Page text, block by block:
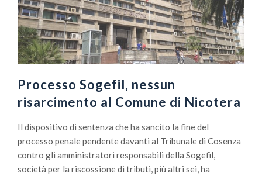
Processo Sogefil, nessun
risarcimento al Comune di Nicotera
Il dispositivo di sentenza che ha sancito la fine del
processo penale pendente davanti al Tribunale di Cosenza
contro gli amministratori responsabili della Sogefil,
società per la riscossione di tributi, più altri sei, ha